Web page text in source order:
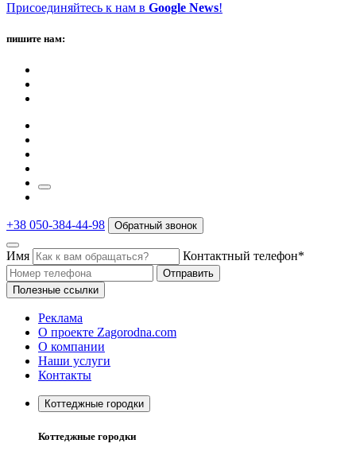
Присоединяйтесь к нам в Google News!
пишите нам:
+38 050-384-44-98 Обратный звонок
Имя Контактный телефон*
Отправить
Полезные ссылки
Реклама
О проекте Zagorodna.com
О компании
Наши услуги
Контакты
Коттеджные городки
Коттеджные городки